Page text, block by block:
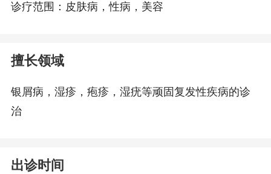
诊疗范围：皮肤病，性病，美容
擅长领域
银屑病，湿疹，疱疹，湿疣等顽固复发性疾病的诊
治
出诊时间